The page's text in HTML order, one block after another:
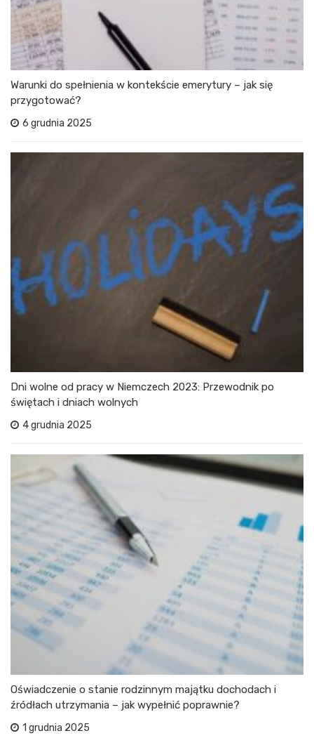
Warunki do spełnienia w kontekście emerytury – jak się
przygotować?
6 grudnia 2025
Dni wolne od pracy w Niemczech 2023: Przewodnik po
świętach i dniach wolnych
4 grudnia 2025
Oświadczenie o stanie rodzinnym majątku dochodach i
źródłach utrzymania – jak wypełnić poprawnie?
1 grudnia 2025